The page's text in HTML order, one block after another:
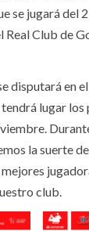
se jugará del
Real Club de
disputará en
lugar los
la suerte
club.